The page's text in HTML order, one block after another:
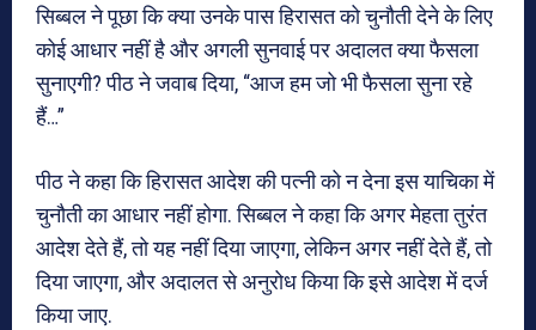
सिब्बल ने पूछा कि क्या उनके पास हिरासत को चुनौती देने के लिए
कोई आधार नहीं है और अगली सुनवाई पर अदालत क्या फैसला
सुनाएगी? पीठ ने जवाब दिया, “आज हम जो भी फैसला सुना रहे
हैं…”
पीठ ने कहा कि हिरासत आदेश की पत्नी को न देना इस याचिका में
चुनौती का आधार नहीं होगा. सिब्बल ने कहा कि अगर मेहता तुरंत
आदेश देते हैं, तो यह नहीं दिया जाएगा, लेकिन अगर नहीं देते हैं, तो
दिया जाएगा, और अदालत से अनुरोध किया कि इसे आदेश में दर्ज
किया जाए.